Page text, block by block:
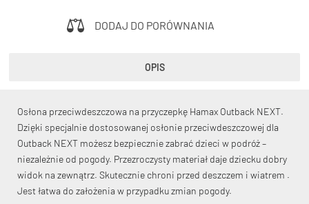
zakupy!
KryptoFlex Key Cable
DODAJ DO PORÓWNANIA
OPIS
Osłona przeciwdeszczowa na przyczepkę Hamax Outback NEXT.
Dzięki specjalnie dostosowanej osłonie przeciwdeszczowej dla
Outback NEXT możesz bezpiecznie zabrać dzieci w podróż –
niezależnie od pogody. Przezroczysty materiał daje dziecku dobry
widok na zewnątrz. Skutecznie chroni przed deszczem i wiatrem .
Jest łatwa do założenia w przypadku zmian pogody.